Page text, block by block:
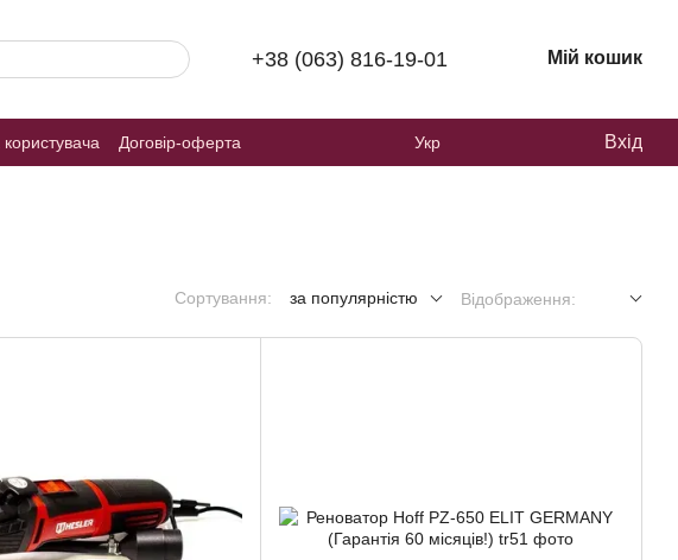
+38 (063) 816-19-01 Мій кошик
Договір-оферта Укр Вхід
Сортування: за популярністю Відображення: